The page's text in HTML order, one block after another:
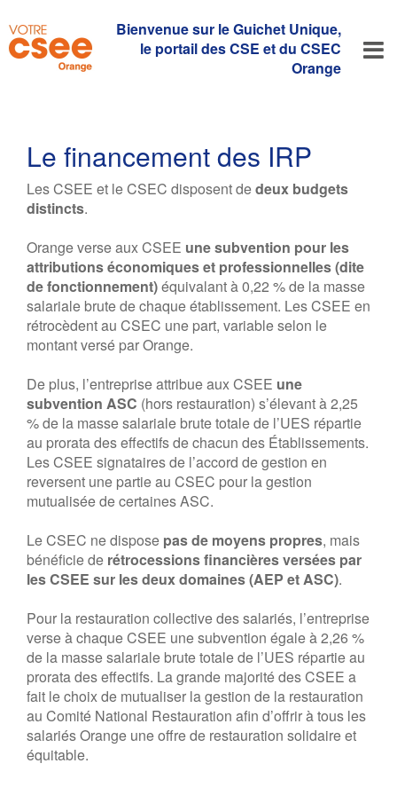
Bienvenue sur le Guichet Unique,
le portail des CSE et du CSEC
Orange
Le financement des IRP
Les CSEE et le CSEC disposent dedeux budgets
distincts.
Orange verse aux CSEE une subvention pour les
attributions économiques et professionnelles (dite
de fonctionnement)équivalant à 0,22 % de la masse
salariale brute de chaque établissement. Les CSEE en
rétrocèdent au CSEC une part, variable selon le
montant versé par Orange.
De plus, l’entreprise attribue aux CSEE une
subvention ASC (hors restauration) s’élevant à 2,25
% de la masse salariale brute totale de l’UES répartie
au prorata des effectifs de chacun des Établissements.
Les CSEE signataires de l’accord de gestion en
reversent une partie au CSEC pour la gestion
mutualisée de certaines ASC.
Le CSEC ne dispose pas de moyens propres, mais
bénéficie de rétrocessions financières versées par
les CSEE sur les deux domaines (AEP et ASC).
Pour la restauration collective des salariés, l’entreprise
verse à chaque CSEE une subvention égale à 2,26 %
de la masse salariale brute totale de l’UES répartie au
prorata des effectifs. La grande majorité des CSEE a
fait le choix de mutualiser la gestion de la restauration
au Comité National Restauration afin d’offrir à tous les
salariés Orange une offre de restauration solidaire et
équitable.